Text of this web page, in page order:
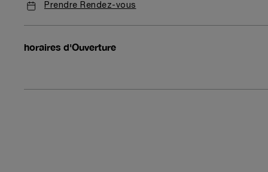
Prendre Rendez-vous
horaires d'Ouverture